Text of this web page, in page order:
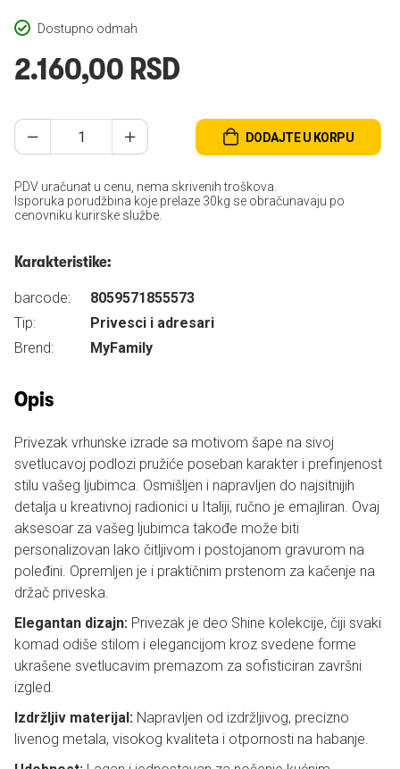
Dostupno odmah
2.160,00 RSD
DODAJTE U KORPU
PDV uračunat u cenu, nema skrivenih troškova.
Isporuka porudžbina koje prelaze 30kg se obračunavaju po
cenovniku kurirske službe.
Karakteristike:
barcode:
8059571855573
Tip:
Privesci i adresari
Brend:
MyFamily
Opis
Privezak vrhunske izrade sa motivom šape na sivoj
svetlucavoj podlozi pružiće poseban karakter i prefinjenost
stilu vašeg ljubimca. Osmišljen i napravljen do najsitnijih
detalja u kreativnoj radionici u Italiji, ručno je emajliran. Ovaj
aksesoar za vašeg ljubimca takođe može biti
personalizovan lako čitljivom i postojanom gravurom na
poleđini. Opremljen je i praktičnim prstenom za kačenje na
držač priveska.
Elegantan dizajn: Privezak je deo Shine kolekcije, čiji svaki
komad odiše stilom i elegancijom kroz svedene forme
ukrašene svetlucavim premazom za sofisticiran završni
izgled.
Izdržljiv materijal: Napravljen od izdržljivog, precizno
livenog metala, visokog kvaliteta i otpornosti na habanje.